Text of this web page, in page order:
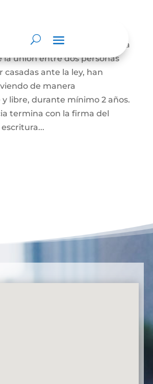
Unión Marital de Hecho
ante juez o notario de la
la unión entre dos personas
casadas ante la ley, han
de manera
libre, durante mínimo 2 años.
termina con la firma del